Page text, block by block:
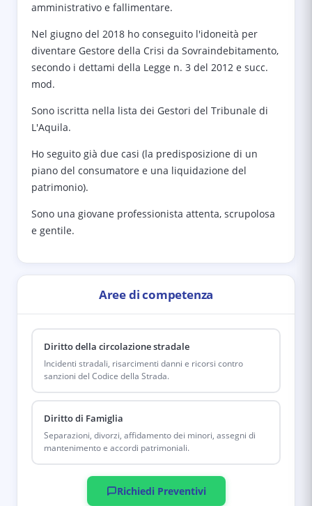
amministrativo e fallimentare.
Nel giugno del 2018 ho conseguito l'idoneità per
diventare Gestore della Crisi da Sovraindebitamento,
secondo i dettami della Legge n. 3 del 2012 e succ.
mod.
Sono iscritta nella lista dei Gestori del Tribunale di
L'Aquila.
Ho seguito già due casi (la predisposizione di un
piano del consumatore e una liquidazione del
patrimonio).
Sono una giovane professionista attenta, scrupolosa
e gentile.
Aree di competenza
Diritto della circolazione stradale
Incidenti stradali, risarcimenti danni e ricorsi contro
sanzioni del Codice della Strada.
Diritto di Famiglia
Separazioni, divorzi, affidamento dei minori, assegni di
mantenimento e accordi patrimoniali.
Richiedi Preventivi